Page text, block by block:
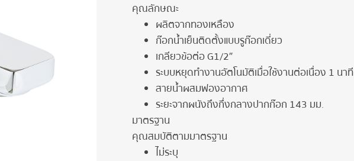
คุณลักษณะ
ผลิตจากทองเหลือง
ก๊อกน้ำเย็นติดตั้งแบบรูก๊อกเดี่ยว
เกลียวข้อต่อ G1/2″
ระบบหยุดทำงานอัตโนมัติเมื่อใช้งานต่อเนื่อง 1 นาที
สายน้ำผสมฟองอากาศ
ระยะจากผนังถึงกึ่งกลางปากก๊อก 143 มม.
มาตรฐาน
คุณสมบัติตามมาตรฐาน
ไม่ระบุ